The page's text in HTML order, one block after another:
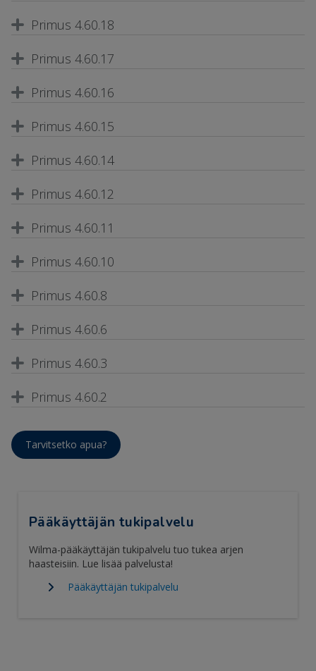
Primus 4.60.18
Primus 4.60.17
Primus 4.60.16
Primus 4.60.15
Primus 4.60.14
Primus 4.60.12
Primus 4.60.11
Primus 4.60.10
Primus 4.60.8
Primus 4.60.6
Primus 4.60.3
Primus 4.60.2
Tarvitsetko apua?
Pääkäyttäjän tukipalvelu
Wilma-pääkäyttäjän tukipalvelu tuo tukea arjen
haasteisiin. Lue lisää palvelusta!
Pääkäyttäjän tukipalvelu